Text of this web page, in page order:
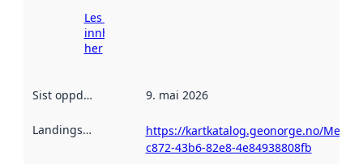
Les meir om
innhenting
her
Sist oppdatert 9. mai 2026
Landingsside
https://kartkatalog.geonorge.no/
c872-43b6-82e8-4e84938808fb